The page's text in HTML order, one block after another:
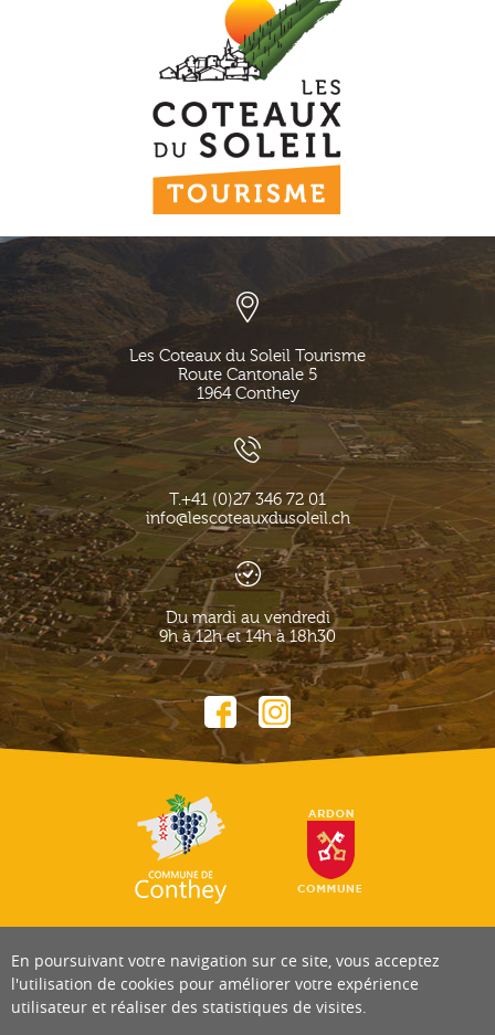
Les Coteaux du Soleil Tourisme
Route Cantonale 5
1964 Conthey
T.+41 (0)27 346 72 01
info@lescoteauxdusoleil.ch
Du mardi au vendredi
9h à 12h et 14h à 18h30
En poursuivant votre navigation sur ce site, vous acceptez
l'utilisation de cookies pour améliorer votre expérience
utilisateur et réaliser des statistiques de visites.